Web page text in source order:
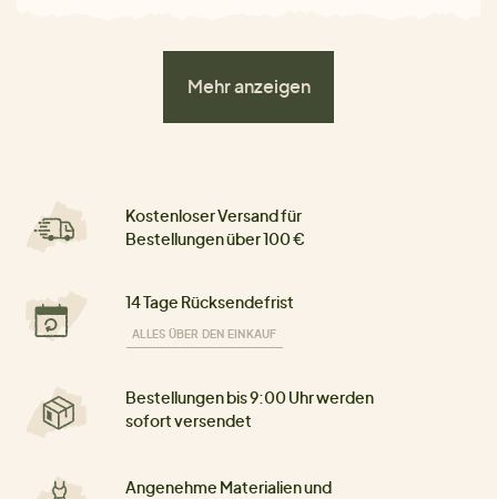
Mehr anzeigen
Kostenloser Versand für
Bestellungen über 100 €
14 Tage Rücksendefrist
ALLES ÜBER DEN EINKAUF
Bestellungen bis 9:00 Uhr werden
sofort versendet
Angenehme Materialien und